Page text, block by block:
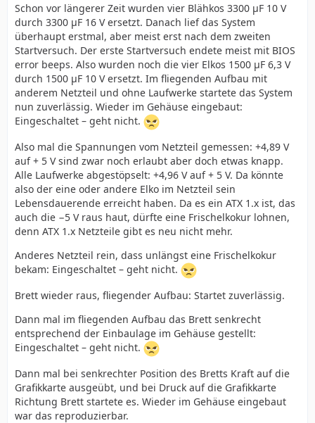
Schon vor längerer Zeit wurden vier Blähkos 3300 µF 10 V
durch 3300 µF 16 V ersetzt. Danach lief das System
überhaupt erstmal, aber meist erst nach dem zweiten
Startversuch. Der erste Startversuch endete meist mit BIOS
error beeps. Also wurden noch die vier Elkos 1500 µF 6,3 V
durch 1500 µF 10 V ersetzt. Im fliegenden Aufbau mit
anderem Netzteil und ohne Laufwerke startete das System
nun zuverlässig. Wieder im Gehäuse eingebaut:
Eingeschaltet – geht nicht.
Also mal die Spannungen vom Netzteil gemessen: +4,89 V
auf + 5 V sind zwar noch erlaubt aber doch etwas knapp.
Alle Laufwerke abgestöpselt: +4,96 V auf + 5 V. Da könnte
also der eine oder andere Elko im Netzteil sein
Lebensdauerende erreicht haben. Da es ein ATX 1.x ist, das
auch die −5 V raus haut, dürfte eine Frischelkokur lohnen,
denn ATX 1.x Netzteile gibt es neu nicht mehr.
Anderes Netzteil rein, dass unlängst eine Frischelkokur
bekam: Eingeschaltet – geht nicht.
Brett wieder raus, fliegender Aufbau: Startet zuverlässig.
Dann mal im fliegenden Aufbau das Brett senkrecht
entsprechend der Einbaulage im Gehäuse gestellt:
Eingeschaltet – geht nicht.
Dann mal bei senkrechter Position des Bretts Kraft auf die
Grafikkarte ausgeübt, und bei Druck auf die Grafikkarte
Richtung Brett startete es. Wieder im Gehäuse eingebaut
war das reproduzierbar.